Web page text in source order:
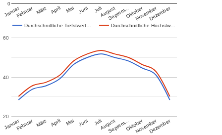
Durchschnittliche Tiefstwert… Durchschnittliche Höchstw…
JanuarFebruar März April Mai Juni JuliAugustSeptem…OktoberNovemberDezember
0
JanuarFebruar März April Mai Juni JuliAugustSeptem…OktoberNovemberDezember
20
40
60